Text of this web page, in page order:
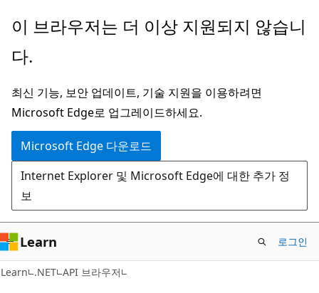
주
콘
츠
로
건
너
뛰
기
페
지
탐
색
으
로
건
너
뛰
기
이 브라우저는 더 이상 지원되지 않습니
다.
최신 기능, 보안 업데이트, 기술 지원을 이용하려면
Microsoft Edge로 업그레이드하세요.
Microsoft Edge 다운로드
Internet Explorer 및 Microsoft Edge에 대한 추가 정
보
Learn 로그인
Learn .NET API 브라우저